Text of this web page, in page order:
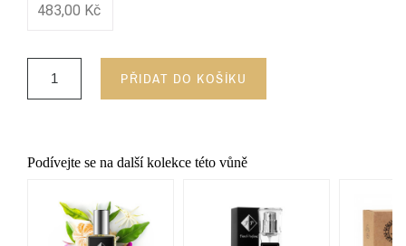
483,00 Kč
PŘIDAT DO KOŠÍKU
Podívejte se na další kolekce této vůně